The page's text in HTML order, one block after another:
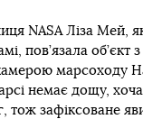
NASA Ліза Мей,
пов’язала об’єкт
марсоходу
немає дощу,
тож зафіксоване